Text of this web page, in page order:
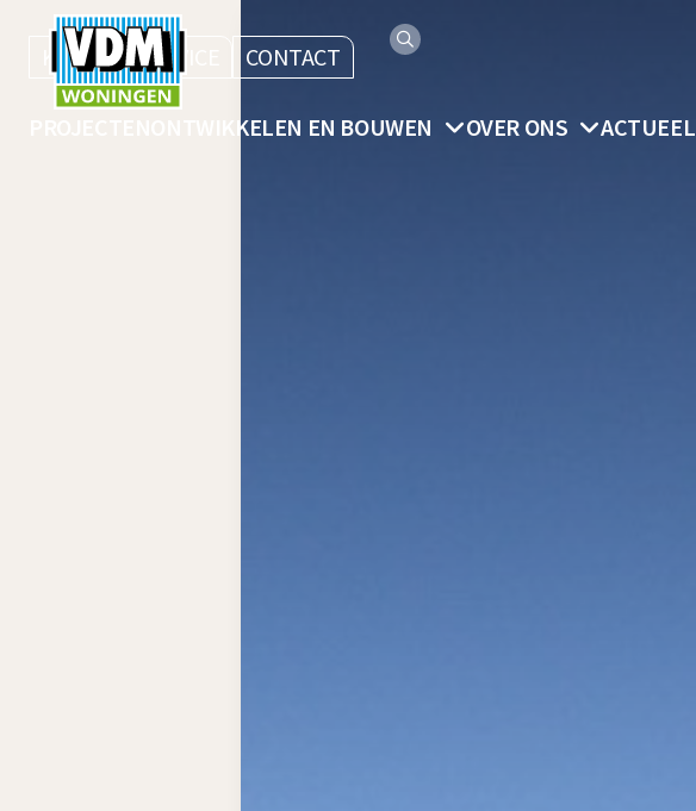
KLANTENSERVICE CONTACT
ONTWIKKELEN EN BOUWEN OVER ONS ACTUEEL